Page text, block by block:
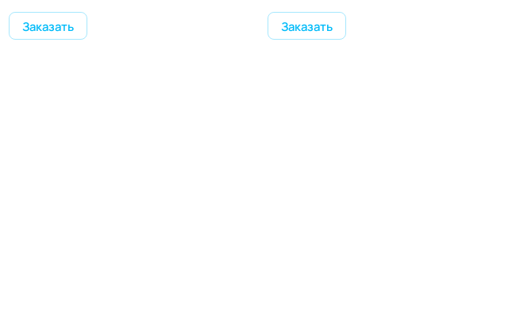
Заказать Заказать